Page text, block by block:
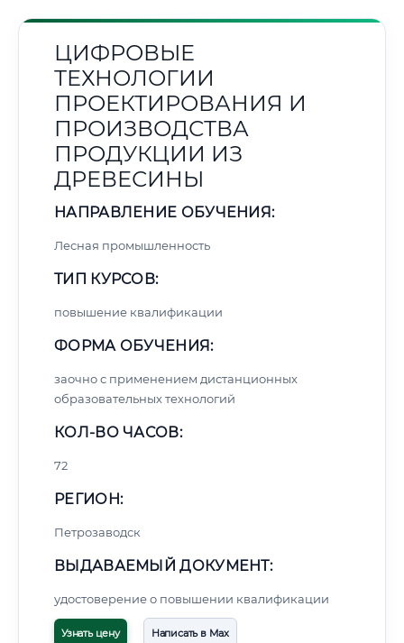
ЦИФРОВЫЕ
ТЕХНОЛОГИИ
ПРОЕКТИРОВАНИЯ И
ПРОИЗВОДСТВА
ПРОДУКЦИИ ИЗ
ДРЕВЕСИНЫ
НАПРАВЛЕНИЕ ОБУЧЕНИЯ:
Лесная промышленность
ТИП КУРСОВ:
повышение квалификации
ФОРМА ОБУЧЕНИЯ:
заочно с применением дистанционных
образовательных технологий
КОЛ-ВО ЧАСОВ:
72
РЕГИОН:
Петрозаводск
ВЫДАВАЕМЫЙ ДОКУМЕНТ:
удостоверение о повышении квалификации
Узнать цену Написать в Max